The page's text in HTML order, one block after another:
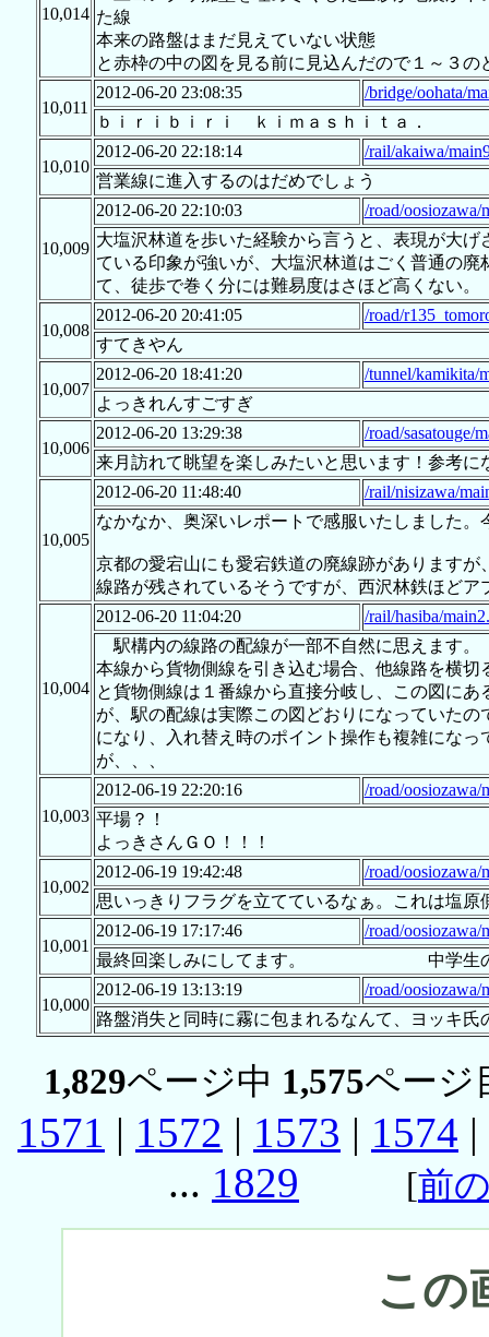
10,014 た線
本来の路盤はまだ見えていない状態
と赤枠の中の図を見る前に見込んだので１～３
10,011
2012-06-20 23:08:35
/bridge/oohata/
ｂｉｒｉｂｉｒｉ ｋｉｍａｓｈｉｔａ．
10,010
2012-06-20 22:18:14
/rail/akaiwa/
営業線に進入するのはだめでしょう
10,009
2012-06-20 22:10:03
/road/oosiozawa/
大塩沢林道を歩いた経験から言うと、表現が大
ている印象が強いが、大塩沢林道はごく普通の
て、徒歩で巻く分には難易度はさほど高くない。
10,008
2012-06-20 20:41:05
/road/
すてきやん
10,007
2012-06-20 18:41:20
/tunnel/kamikita/
よっきれんすごすぎ
10,006
2012-06-20 13:29:38
/road/sasatouge/
来月訪れて眺望を楽しみたいと思います！参考
10,005
2012-06-20 11:48:40
/rail/nisizawa/
なかなか、奥深いレポートで感服いたしました
京都の愛宕山にも愛宕鉄道の廃線跡があります
線路が残されているそうですが、西沢林鉄ほど
10,004
2012-06-20 11:04:20
/rail/hasiba/
駅構内の線路の配線が一部不自然に思えます。
本線から貨物側線を引き込む場合、他線路を横
と貨物側線は１番線から直接分岐し、この図に
が、駅の配線は実際この図どおりになっていた
になり、入れ替え時のポイント操作も複雑にな
が、、、
10,003
2012-06-19 22:20:16
/road/oosiozawa/
平場？！
よっきさんＧＯ！！！
10,002
2012-06-19 19:42:48
/road/oosiozawa/
思いっきりフラグを立てているなぁ。これは塩
10,001
2012-06-19 17:17:46
/road/oosiozawa/
最終回楽しみにしてます。 中学生の
10,000
2012-06-19 13:13:19
/road/oosiozawa/
路盤消失と同時に霧に包まれるなんて、ヨッキ氏
1,829ページ中 1,575ページ
1571 | 1572 | 1573 | 1574 |
... 1829 [前
この